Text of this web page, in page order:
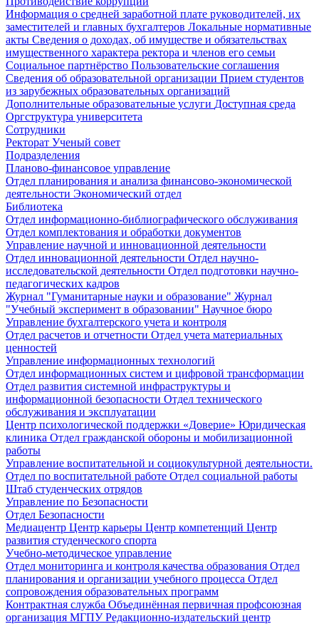
Информация о средней заработной плате руководителей, их
заместителей и главных бухгалтеров Локальные нормативные
акты Сведения о доходах, об имуществе и обязательствах
имущественного характера ректора и членов его семьи
Социальное партнёрство Пользовательские соглашения
Сведения об образовательной организации Прием студентов
из зарубежных образовательных организаций
Дополнительные образовательные услуги Доступная среда
Оргструктура университета
Сотрудники
Ректорат Ученый совет
Подразделения
Планово-финансовое управление
Отдел планирования и анализа финансово-экономической
деятельности Экономический отдел
Библиотека
Отдел информационно-библиографического обслуживания
Отдел комплектования и обработки документов
Управление научной и инновационной деятельности
Отдел инновационной деятельности Отдел научно-
исследовательской деятельности Отдел подготовки научно-
педагогических кадров
Журнал "Гуманитарные науки и образование" Журнал
"Учебный эксперимент в образовании" Научное бюро
Управление бухгалтерского учета и контроля
Отдел расчетов и отчетности Отдел учета материальных
ценностей
Управление информационных технологий
Отдел информационных систем и цифровой трансформации
Отдел развития системной инфраструктуры и
информационной безопасности Отдел технического
обслуживания и эксплуатации
Центр психологической поддержки «Доверие» Юридическая
клиника Отдел гражданской обороны и мобилизационной
работы
Управление воспитательной и социокультурной деятельности.
Отдел по воспитательной работе Отдел социальной работы
Штаб студенческих отрядов
Управление по Безопасности
Отдел Безопасности
Медиацентр Центр карьеры Центр компетенций Центр
развития студенческого спорта
Учебно-методическое управление
Отдел мониторинга и контроля качества образования Отдел
планирования и организации учебного процесса Отдел
сопровождения образовательных программ
Контрактная служба Объединённая первичная профсоюзная
организация МГПУРедакционно-издательский центр